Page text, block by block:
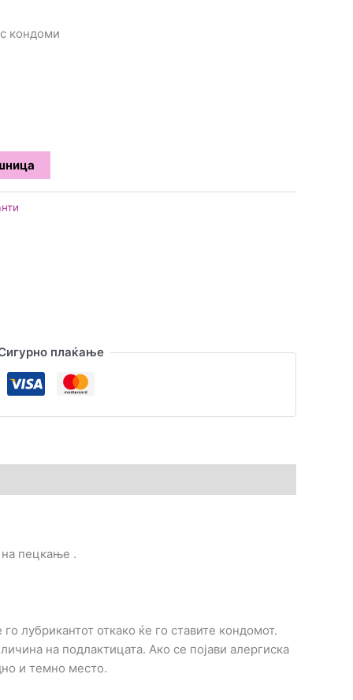
кондоми
плаќање
на пецкање .
лубрикантот откако ќе го ставите кондомот.
на подлактицата. Ако се појави алергиска
и темно место.